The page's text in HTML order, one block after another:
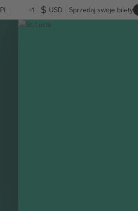
PL +1 USD Sprzedaj swoje bilety